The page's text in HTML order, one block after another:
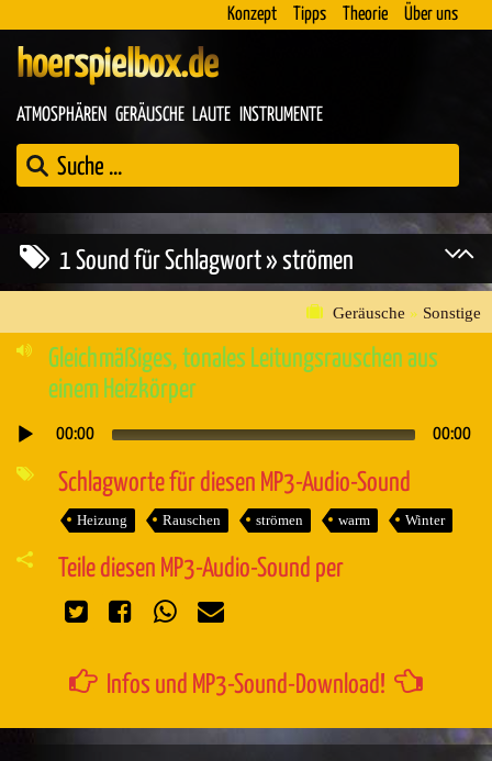
Konzept Tipps Theorie Über uns
hoerspielbox.de
ATMOSPHÄREN GERÄUSCHE LAUTE INSTRUMENTE
1 Sound für Schlagwort » strömen
Geräusche » Sonstige
Gleichmäßiges, tonales Leitungsrauschen aus
einem Heizkörper
Audio-
00:00 00:00
Schlagworte für diesen MP3-Audio-Sound
Heizung Rauschen strömen warm Winter
Teile diesen MP3-Audio-Sound per
Infos und MP3-Sound-Download!